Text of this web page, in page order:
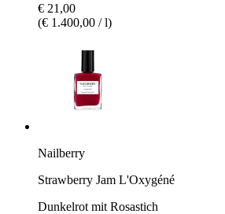
€ 21,00
(€ 1.400,00 / l)
Nailberry
Strawberry Jam L'Oxygéné
Dunkelrot mit Rosastich